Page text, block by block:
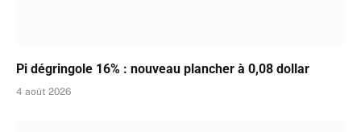
Pi dégringole 16% : nouveau plancher à 0,08 dollar
4 août 2026